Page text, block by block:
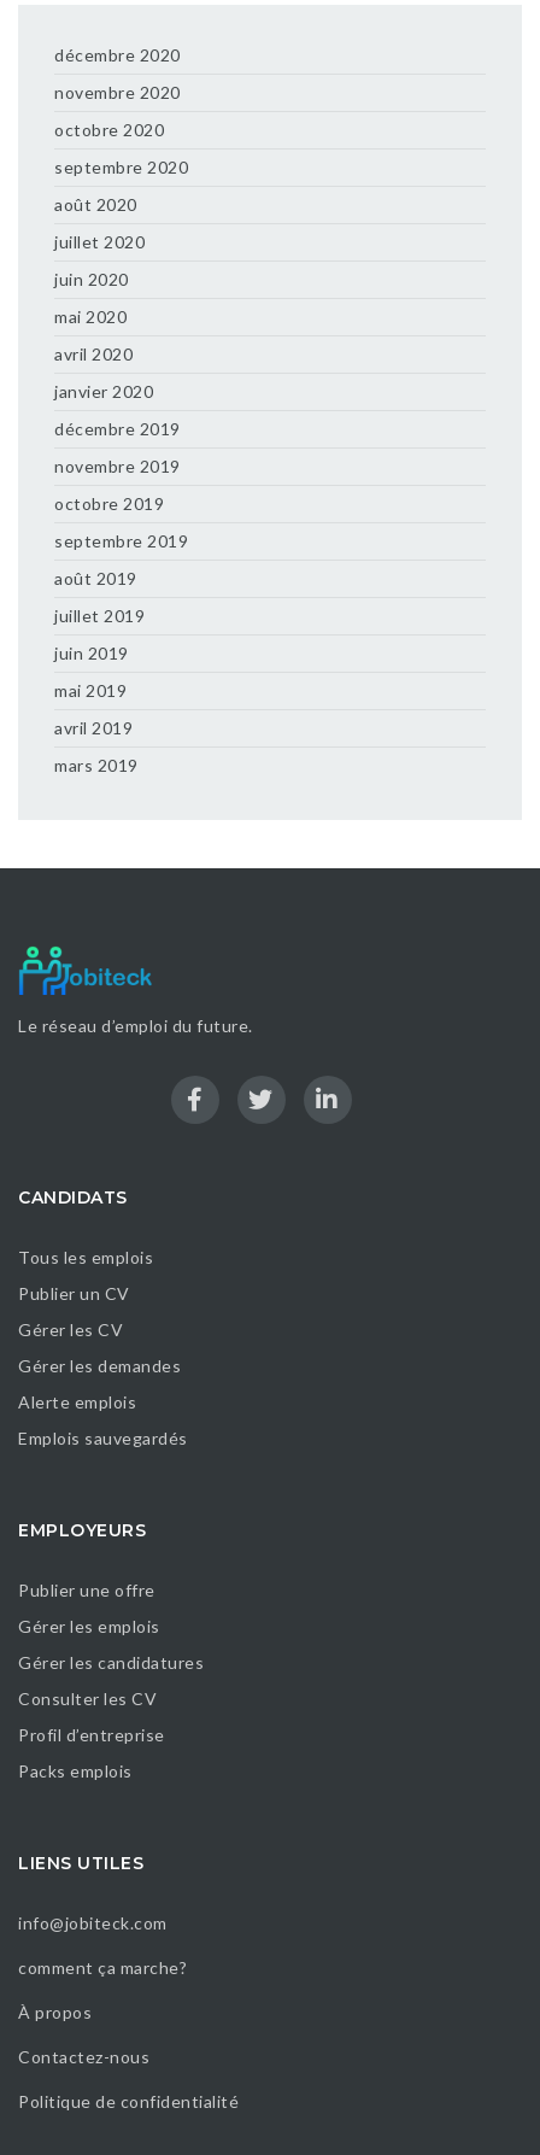
décembre 2020
novembre 2020
octobre 2020
septembre 2020
août 2020
juillet 2020
juin 2020
mai 2020
avril 2020
janvier 2020
décembre 2019
novembre 2019
octobre 2019
septembre 2019
août 2019
juillet 2019
juin 2019
mai 2019
avril 2019
mars 2019
Le réseau d’emploi du future.
CANDIDATS
Tous les emplois
Publier un CV
Gérer les CV
Gérer les demandes
Alerte emplois
Emplois sauvegardés
EMPLOYEURS
Publier une offre
Gérer les emplois
Gérer les candidatures
Consulter les CV
Profil d’entreprise
Packs emplois
LIENS UTILES
info@jobiteck.com
comment ça marche?
À propos
Contactez-nous
Politique de confidentialité